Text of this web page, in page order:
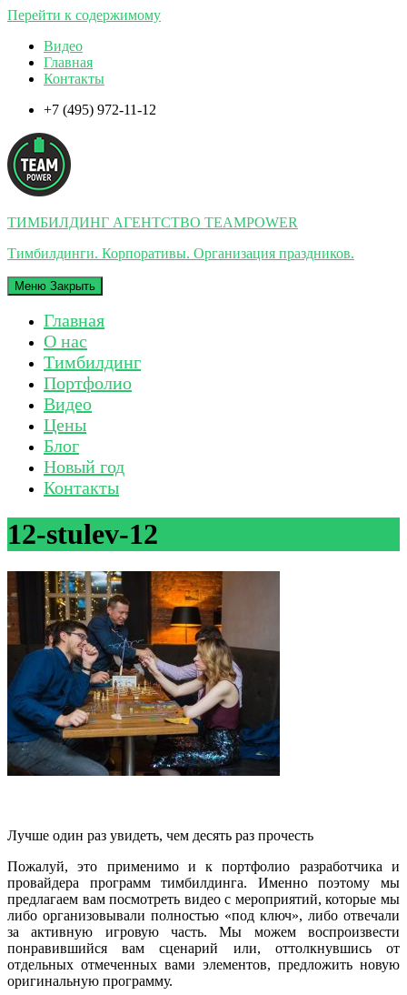
Перейти к содержимому
Видео
Главная
Контакты
+7 (495) 972-11-12
ТИМБИЛДИНГ АГЕНТСТВО TEAMPOWER
Тимбилдинги. Корпоративы. Организация праздников.
Меню Закрыть
Главная
О нас
Тимбилдинг
Портфолио
Видео
Цены
Блог
Новый год
Контакты
12-stulev-12
Лучше один раз увидеть, чем десять раз прочесть
Пожалуй, это применимо и к портфолио разработчика и
провайдера программ тимбилдинга. Именно поэтому мы
предлагаем вам посмотреть видео с мероприятий, которые мы
либо организовывали полностью «под ключ», либо отвечали
за активную игровую часть. Мы можем воспроизвести
понравившийся вам сценарий или, оттолкнувшись от
отдельных отмеченных вами элементов, предложить новую
оригинальную программу.